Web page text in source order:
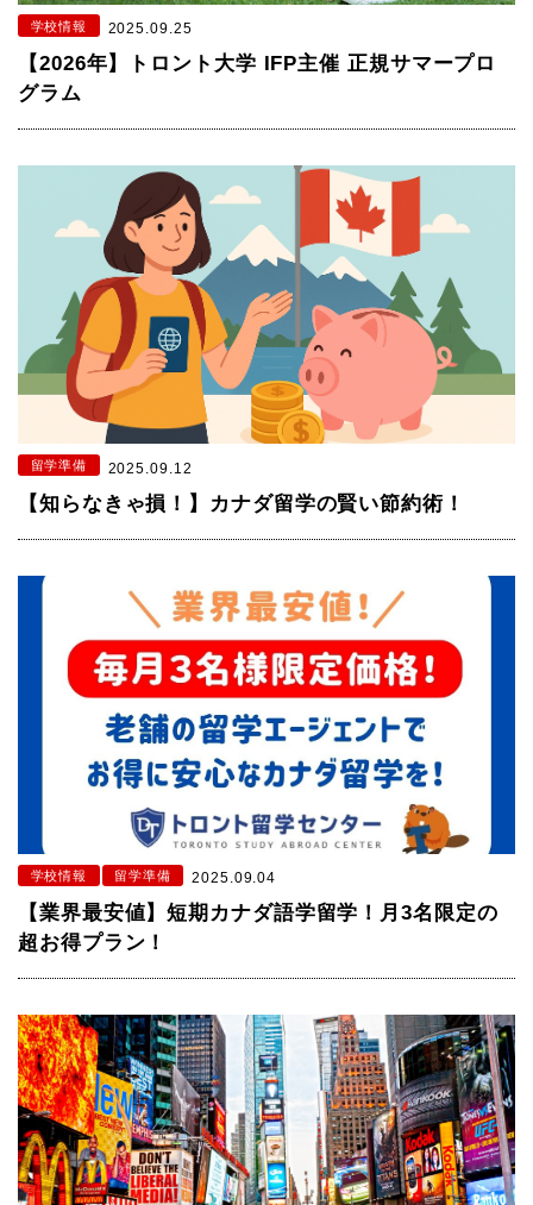
学校情報 2025.09.25
【2026年】トロント大学 IFP主催 正規サマープロ
グラム
留学準備 2025.09.12
【知らなきゃ損！】カナダ留学の賢い節約術！
学校情報 留学準備 2025.09.04
【業界最安値】短期カナダ語学留学！月3名限定の
超お得プラン！